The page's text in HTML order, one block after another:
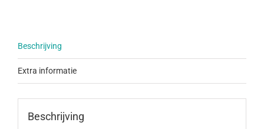
Beschrijving
Extra informatie
Beschrijving